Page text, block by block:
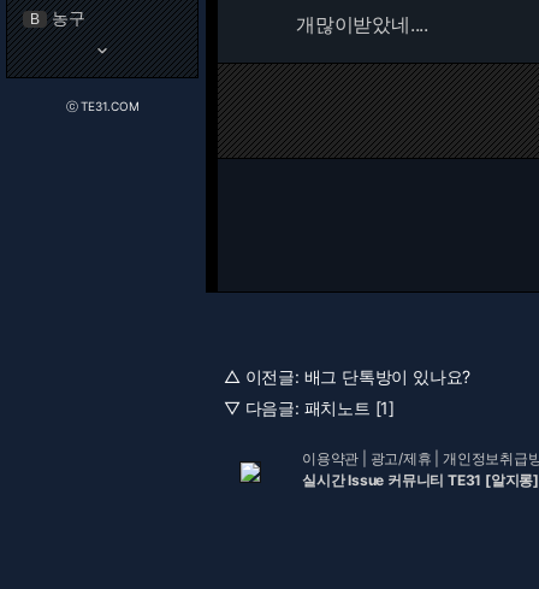
B 농구
keyboard_arrow_down
ⓒ TE31.COM
개많이받았네....
△ 이전글: 배그 단톡방이 있나요?
▽ 다음글: 패치노트 [1]
이용약관 광고/제휴 |개인정보취급
실시간 Issue 커뮤니티 TE31 [알지